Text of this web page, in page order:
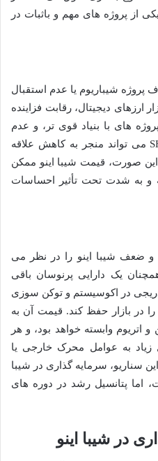
از پروژه های مهم و باثبات در
پروژه شیباریوم یا عدم استقبال
ارزهای دیجیتال، رقابت فزاینده
های با بنیاد قوی تر، و عدم
ایجاد کاربردهای واقعی برای SHIB می تواند منجر به کاهش علاقه
صورت، قیمت شیبا اینو ممکن
و به شدت تحت تأثیر احساسات
و ضعف شیبا اینو را در نظر می
یک دارایی پرنوسان باقی
در اکوسیستم و توکن سوزی
در بازار حفظ کند. قیمت آن به
اتریوم وابسته خواهد بود، و هر
زیاد به عوامل محرک خارجی یا
سناریو، سرمایه گذاری در شیبا
اما پتانسیل رشد در دوره های
در شیبا اینو